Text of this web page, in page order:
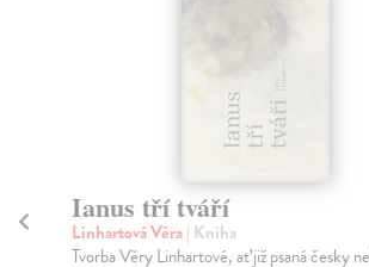
Ianus tří tváří
Linhartová Věra| Kniha
Tvorba Věry Linhartové, ať již psaná česky